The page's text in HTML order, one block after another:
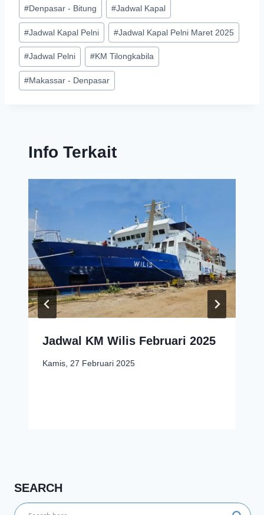
#Denpasar - Bitung #Jadwal Kapal
#Jadwal Kapal Pelni #Jadwal Kapal Pelni Maret 2025
#Jadwal Pelni #KM Tilongkabila
#Makassar - Denpasar
Info Terkait
Jadwal KM Wilis Februari 2025
Kamis, 27 Februari 2025
SEARCH